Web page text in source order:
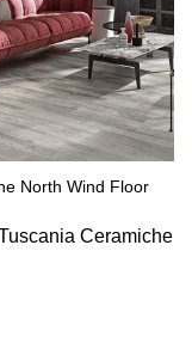
North Wind Floor
Ceramiche